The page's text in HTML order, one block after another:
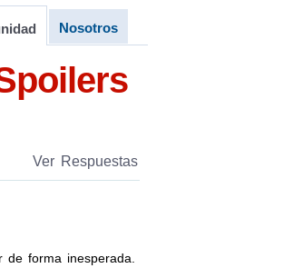
Nosotros
Ver Respuestas
forma inesperada.